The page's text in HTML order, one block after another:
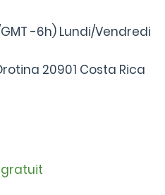
GMT -6h) Lundi/Vendredi
20901 Costa Rica